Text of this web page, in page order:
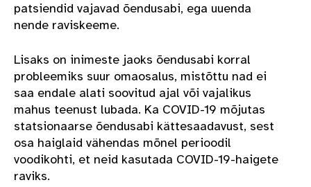
patsiendid vajavad õendusabi, ega uuenda
nende raviskeeme.
Lisaks on inimeste jaoks õendusabi korral
probleemiks suur omaosalus, mistõttu nad ei
saa endale alati soovitud ajal või vajalikus
mahus teenust lubada. Ka COVID-19 mõjutas
statsionaarse õendusabi kättesaadavust, sest
osa haiglaid vähendas mõnel perioodil
voodikohti, et neid kasutada COVID-19-haigete
raviks.